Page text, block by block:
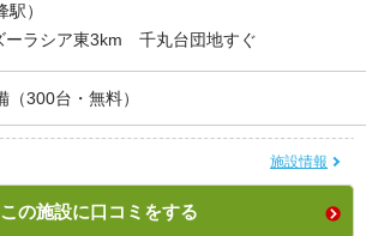
駅）
ーラシア東3km 千丸台団地すぐ
（300台・無料）
施設情報
この施設に口コミをする